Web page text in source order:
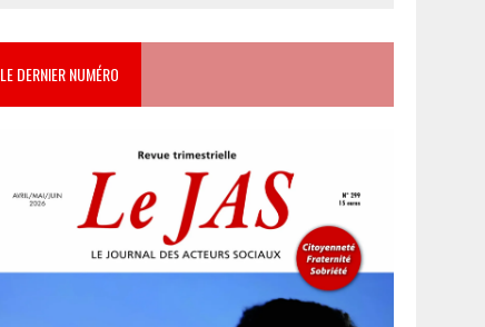
LE DERNIER NUMÉRO